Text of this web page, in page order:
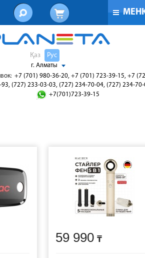
Қаз Рус
г. Алматы
+7 (701) 980-36-20, +7 (701) 723-39-15, +7
(727) 233-03-03, (727) 234-70-04, (727) 234-
+7(701)723-39-15
59 990